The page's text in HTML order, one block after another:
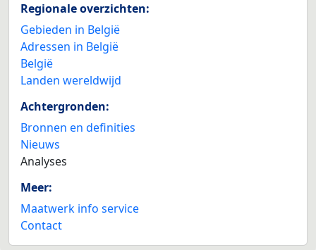
Regionale overzichten:
Gebieden in België
Adressen in België
België
Landen wereldwijd
Achtergronden:
Bronnen en definities
Nieuws
Analyses
Meer:
Maatwerk info service
Contact